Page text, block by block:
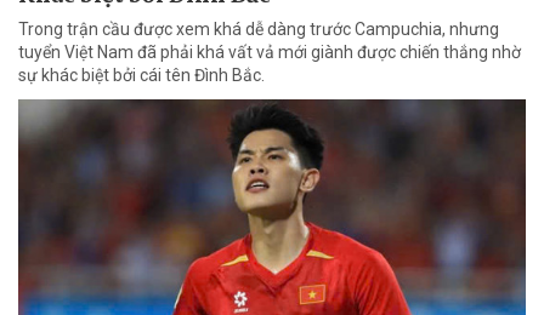
Trong trận cầu được xem khá dễ dàng trước Campuchia, nhưng
tuyển Việt Nam đã phải khá vất vả mới giành được chiến thắng nhờ
sự khác biệt bởi cái tên Đình Bắc.